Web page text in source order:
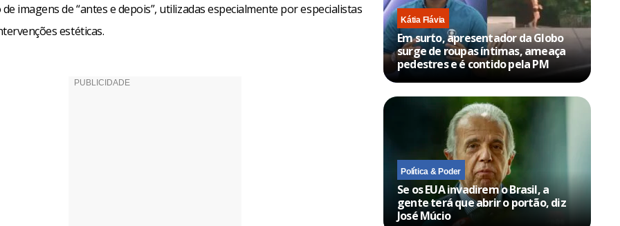
imagens de “antes e depois”, utilizadas especialmente por especialistas
estéticas.
Kátia Flávia
Em surto, apresentador da Globo
surge de roupas íntimas, ameaça
pedestres e é contido pela PM
Política & Poder
Se os EUA invadirem o Brasil, a
gente terá que abrir o portão, diz
José Múcio